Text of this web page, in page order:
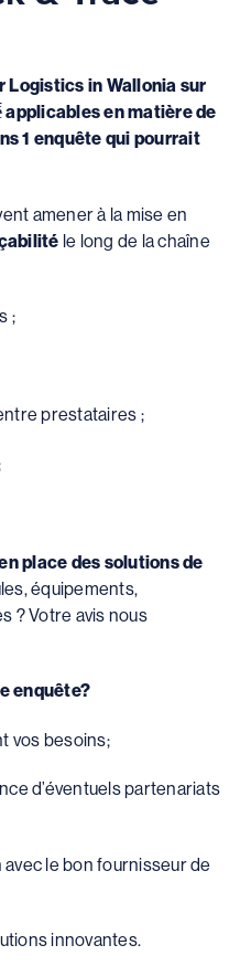
Logistics in Wallonia sur
en matière de
1 enquête qui pourrait
amener à la mise en
le long de la chaîne
;
prestataires ;
place des solutions de
équipements,
? Votre avis nous
enquête?
vos besoins;
d’éventuels partenariats
le bon fournisseur de
innovantes.